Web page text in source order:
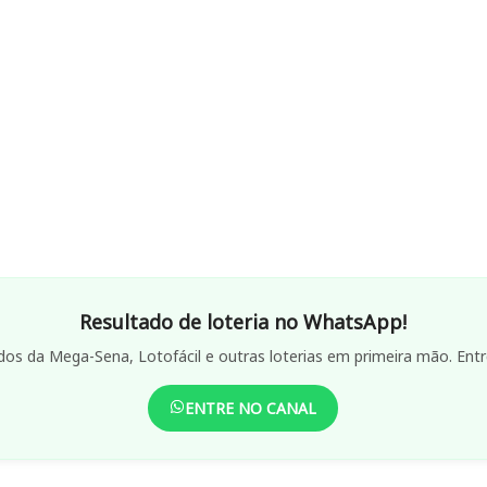
Resultado de loteria no WhatsApp!
da Mega-Sena, Lotofácil e outras loterias em primeira mão.
ENTRE NO CANAL